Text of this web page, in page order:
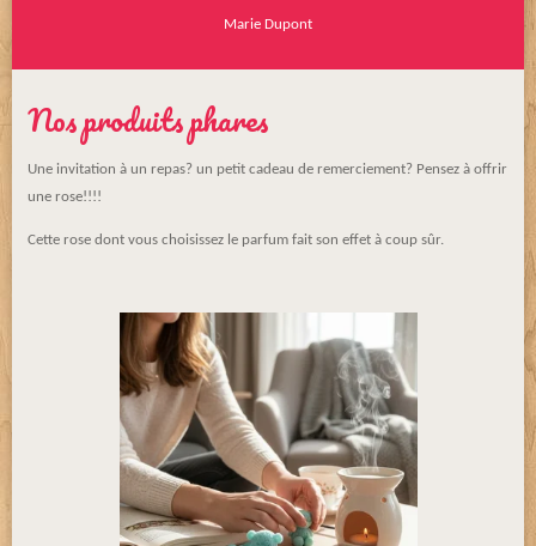
Marie Dupont
Nos produits phares
Une invitation à un repas? un petit cadeau de remerciement? Pensez à offrir
une rose!!!!
Cette rose dont vous choisissez le parfum fait son effet à coup sûr.